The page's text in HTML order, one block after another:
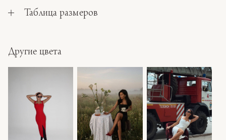
Таблица размеров
Другие цвета